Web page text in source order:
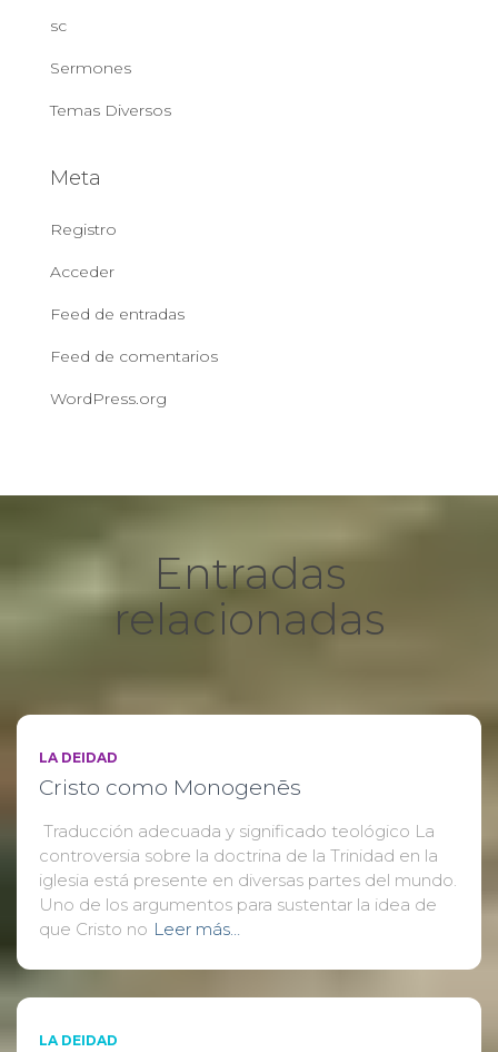
sc
Sermones
Temas Diversos
Meta
Registro
Acceder
Feed de entradas
Feed de comentarios
WordPress.org
Entradas
relacionadas
LA DEIDAD
Cristo como Monogenēs
Traducción adecuada y significado teológico La
controversia sobre la doctrina de la Trinidad en la
iglesia está presente en diversas partes del mundo.
Uno de los argumentos para sustentar la idea de
que Cristo no Leer más…
LA DEIDAD